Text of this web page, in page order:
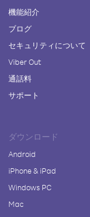
機能紹介
ブログ
セキュリティについて
Viber Out
通話料
サポート
ダウンロード
Android
iPhone & iPad
Windows PC
Mac